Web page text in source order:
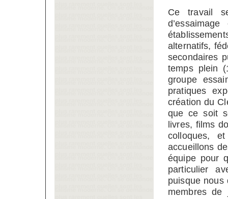
Ce travail
alternatifs,
secondaires
temps plein
groupe
pratiques
création du
que ce soit
livres, films
colloques,
accueillons
équipe pour
particulier
puisque nous
membres de